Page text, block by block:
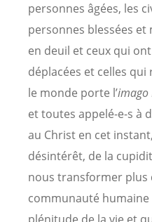
personnes âgées, les
personnes blessées
en deuil et ceux qui
déplacées et celles
le monde porte l’imago
et toutes appelé-e-s à
au Christ en cet
désintérêt, de la
nous transformer plus
communauté